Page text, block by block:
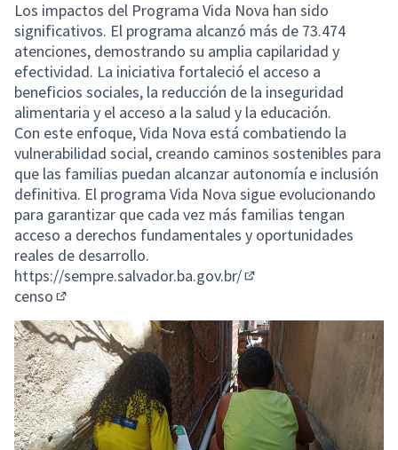
Los impactos del Programa Vida Nova han sido
significativos. El programa alcanzó más de 73.474
atenciones, demostrando su amplia capilaridad y
efectividad. La iniciativa fortaleció el acceso a
beneficios sociales, la reducción de la inseguridad
alimentaria y el acceso a la salud y la educación.
Con este enfoque, Vida Nova está combatiendo la
vulnerabilidad social, creando caminos sostenibles para
que las familias puedan alcanzar autonomía e inclusión
definitiva. El programa Vida Nova sigue evolucionando
para garantizar que cada vez más familias tengan
acceso a derechos fundamentales y oportunidades
reales de desarrollo.
https://sempre.salvador.ba.gov.br/
censo